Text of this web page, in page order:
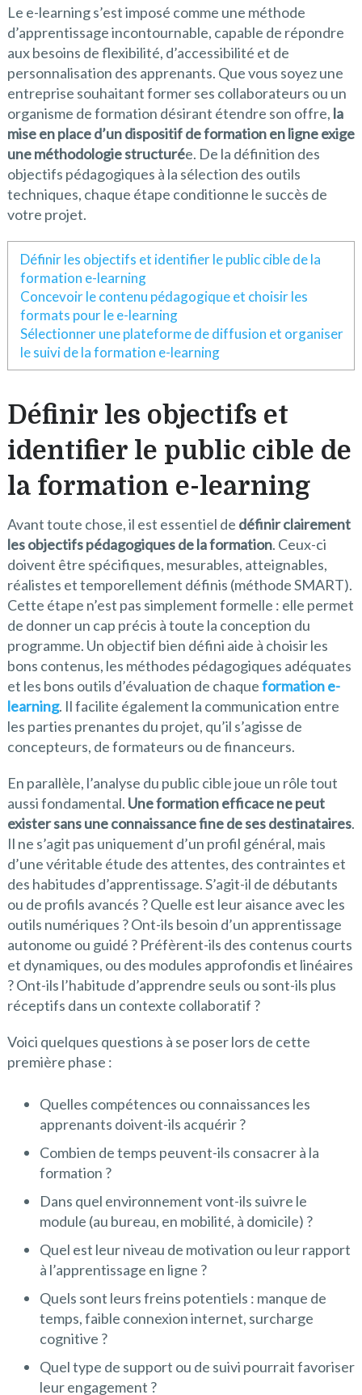
Le e-learning s’est imposé comme une méthode
d’apprentissage incontournable, capable de répondre
aux besoins de flexibilité, d’accessibilité et de
personnalisation des apprenants. Que vous soyez une
entreprise souhaitant former ses collaborateurs ou un
organisme de formation désirant étendre son offre, la
mise en place d’un dispositif de formation en ligne exige
une méthodologie structurée. De la définition des
objectifs pédagogiques à la sélection des outils
techniques, chaque étape conditionne le succès de
votre projet.
Définir les objectifs et identifier le public cible de la
formation e-learning
Concevoir le contenu pédagogique et choisir les
formats pour le e-learning
Sélectionner une plateforme de diffusion et organiser
le suivi de la formation e-learning
Définir les objectifs et
identifier le public cible de
la formation e-learning
Avant toute chose, il est essentiel de définir clairement
les objectifs pédagogiques de la formation. Ceux-ci
doivent être spécifiques, mesurables, atteignables,
réalistes et temporellement définis (méthode SMART).
Cette étape n’est pas simplement formelle : elle permet
de donner un cap précis à toute la conception du
programme. Un objectif bien défini aide à choisir les
bons contenus, les méthodes pédagogiques adéquates
et les bons outils d’évaluation de chaqueformation e-
learning. Il facilite également la communication entre
les parties prenantes du projet, qu’il s’agisse de
concepteurs, de formateurs ou de financeurs.
En parallèle, l’analyse du public cible joue un rôle tout
aussi fondamental. Une formation efficace ne peut
exister sans une connaissance fine de ses destinataires.
Il ne s’agit pas uniquement d’un profil général, mais
d’une véritable étude des attentes, des contraintes et
des habitudes d’apprentissage. S’agit-il de débutants
ou de profils avancés ? Quelle est leur aisance avec les
outils numériques ? Ont-ils besoin d’un apprentissage
autonome ou guidé ? Préfèrent-ils des contenus courts
et dynamiques, ou des modules approfondis et linéaires
? Ont-ils l’habitude d’apprendre seuls ou sont-ils plus
réceptifs dans un contexte collaboratif ?
Voici quelques questions à se poser lors de cette
première phase :
Quelles compétences ou connaissances les
apprenants doivent-ils acquérir ?
Combien de temps peuvent-ils consacrer à la
formation ?
Dans quel environnement vont-ils suivre le
module (au bureau, en mobilité, à domicile) ?
Quel est leur niveau de motivation ou leur rapport
à l’apprentissage en ligne ?
Quels sont leurs freins potentiels : manque de
temps, faible connexion internet, surcharge
cognitive ?
Quel type de support ou de suivi pourrait favoriser
leur engagement ?